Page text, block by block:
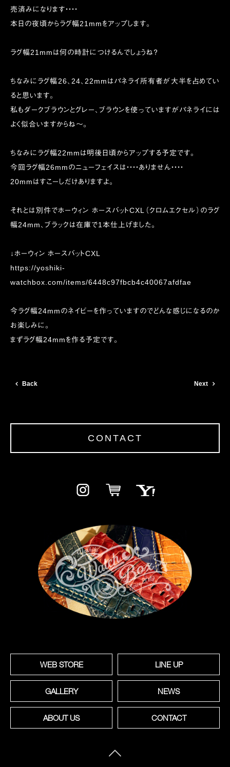
売済みになります・・・・
本日の夜頃からラグ幅21mmをアップします。
ラグ幅21mmは何の時計につけるんでしょうね？
ちなみにラグ幅26、24、22mmはパネライ所有者が大半を占めてい
ると思います。
私もダークブラウンとグレー、ブラウンを使っていますがパネライには
よく似合いますからね〜。
ちなみにラグ幅22mmは明後日頃からアップする予定です。
今回ラグ幅26mmのニューフェイスは・・・・ありません・・・・
20mmはすこーしだけありますよ。
それとは別件でホーウィン ホースバットCXL（クロムエクセル）のラグ
幅24mm、ブラックは在庫で1本仕上げました。
↓ホーウィン ホースバットCXL
https://yoshiki-
watchbox.com/items/6448c97fbcb4c40067afdfae
今ラグ幅24mmのネイビーを作っていますのでどんな感じになるのか
お楽しみに。
まずラグ幅24mmを作る予定です。
Back Next
CONTACT
WEB STORE LINE UP
GALLERY NEWS
ABOUT US CONTACT